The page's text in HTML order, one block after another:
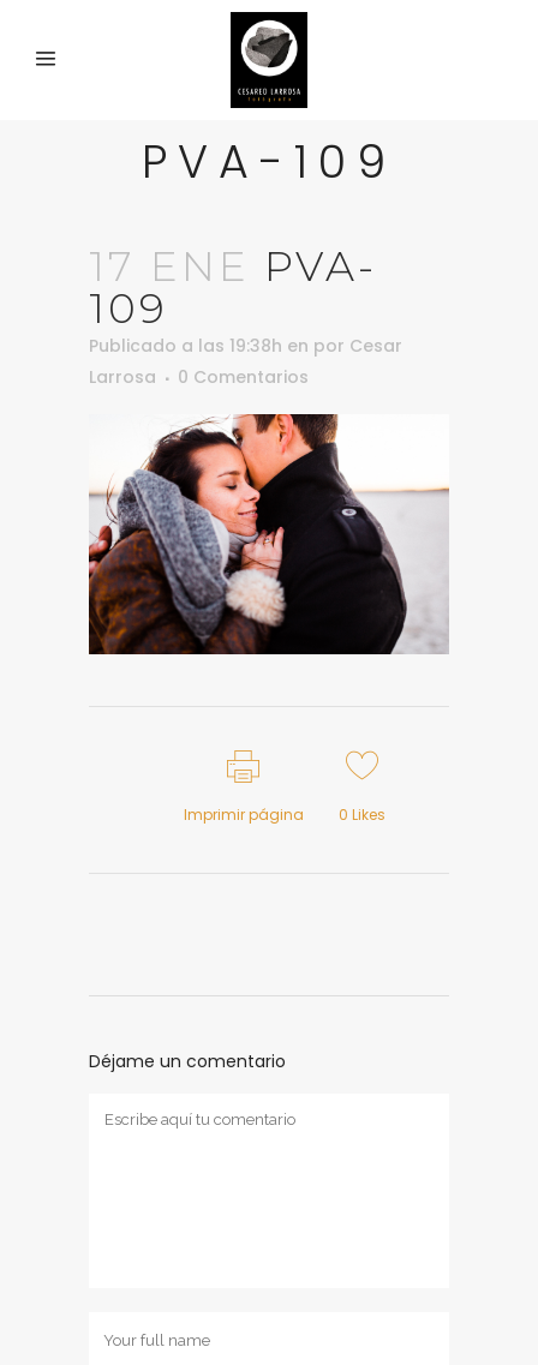
PVA-109
17 ENE PVA-
109
Publicado a las 19:38h en por Cesar
Larrosa
0 Comentarios
Imprimir página 0 Likes
Déjame un comentario